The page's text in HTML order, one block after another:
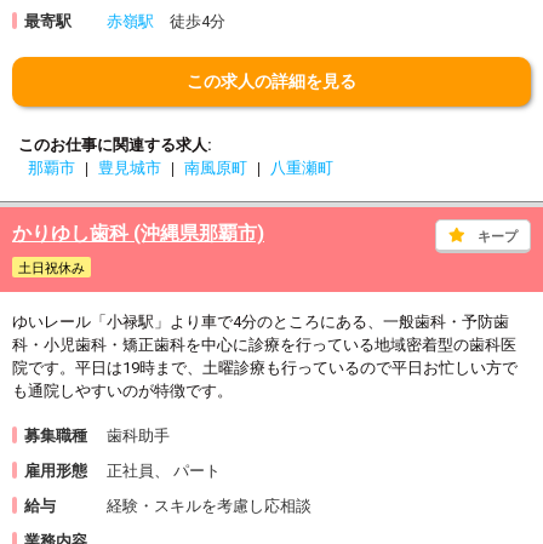
最寄駅 赤嶺駅 徒歩4分
この求人の詳細を見る
このお仕事に関連する求人
那覇市
豊見城市 南風原町 八重瀬町
キープ
かりゆし歯科 (沖縄県那覇市)
土日祝休み
ゆいレール「小禄駅」より車で4分のところにある、一般歯科・予防歯
科・小児歯科・矯正歯科を中心に診療を行っている地域密着型の歯科医
院です。平日は19時まで、土曜診療も行っているので平日お忙しい方で
も通院しやすいのが特徴です。
募集職種
歯科助手
雇用形態
正社員、 パート
給与
経験・スキルを考慮し応相談